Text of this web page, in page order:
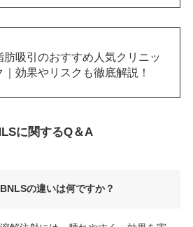
肪吸引のおすすめ人気クリニッ
｜効果やリスクも徹底解説！
に関するQ＆A
の違いは何ですか？